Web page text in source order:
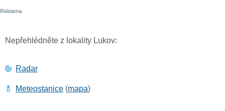
Nepřehlédněte z lokality Lukov:
Radar
Meteostanice (mapa)